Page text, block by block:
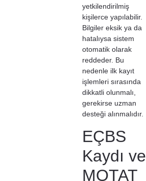
yetkilendirilmiş
kişilerce yapılabilir.
Bilgiler eksik ya da
hatalıysa sistem
otomatik olarak
reddeder. Bu
nedenle ilk kayıt
işlemleri sırasında
dikkatli olunmalı,
gerekirse uzman
desteği alınmalıdır.
EÇBS
Kaydı ve
MOTAT